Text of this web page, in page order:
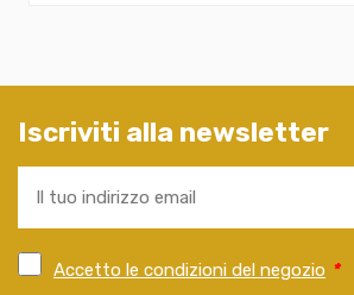
Iscriviti alla newsletter
Accetto le condizioni del negozio *